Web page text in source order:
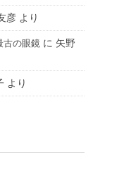
彦 より
古の眼鏡 に 矢野
より